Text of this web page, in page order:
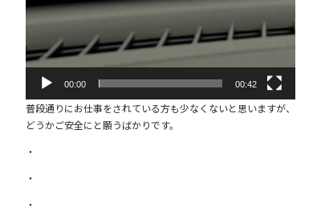
00:00 00:42
普段通りにお仕事をされている方も少なくないと思いますが、
どうかご安全にと願うばかりです。
・
・
・